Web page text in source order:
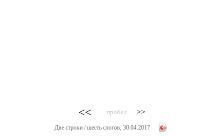
<< пробел >>
Две строки / шесть слогов, 30.04.2017